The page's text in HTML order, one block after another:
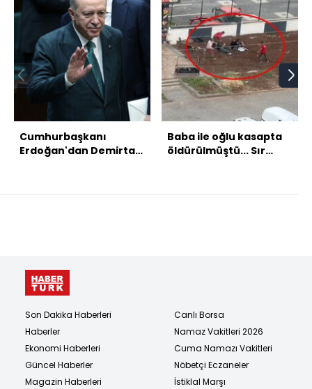
Cumhurbaşkanı
Erdoğan'dan Demirtaş
Baba ile oğlu kasapta
öldürülmüştü... Sır
Son Dakika Haberleri
Haberler
Ekonomi Haberleri
Güncel Haberler
Magazin Haberleri
Canlı Borsa
Namaz Vakitleri 2026
Cuma Namazı Vakitleri
Nöbetçi Eczaneler
İstiklal Marşı